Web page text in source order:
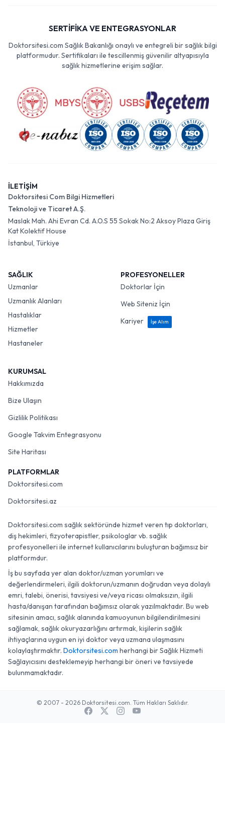
SERTİFİKA VE ENTEGRASYONLAR
Doktorsitesi.com Sağlık Bakanlığı onaylı ve entegreli bir sağlık bilgi
platformudur. Sertifikaları ile tescillenmiş güvenilir altyapısıyla
sağlık hizmetlerine erişim sağlar.
İLETİŞİM
Doktorsitesi Com Bilgi Hizmetleri
Teknoloji ve Ticaret A.Ş.
Maslak Mah. Ahi Evran Cd. A.O.S 55 Sokak No:2 Aksoy Plaza Giriş
Kat Kolektif House
İstanbul, Türkiye
SAĞLIK
Uzmanlar
Uzmanlık Alanları
Hastalıklar
Hizmetler
Hastaneler
PROFESYONELLER
Doktorlar İçin
Web Siteniz İçin
Kariyer
İşe Alım
KURUMSAL
Hakkımızda
Bize Ulaşın
Gizlilik Politikası
Google Takvim Entegrasyonu
Site Haritası
PLATFORMLAR
Doktorsitesi.com
Doktorsitesi.az
Doktorsitesi.com sağlık sektöründe hizmet veren tıp doktorları,
diş hekimleri, fizyoterapistler, psikologlar vb. sağlık
profesyonelleri ile internet kullanıcılarını buluşturan bağımsız bir
platformdur.
İş bu sayfada yer alan doktor/uzman yorumları ve
değerlendirmeleri, ilgili doktorun/uzmanın doğrudan veya dolaylı
emri, talebi, önerisi, tavsiyesi ve/veya ricası olmaksızın, ilgili
hasta/danışan tarafından bağımsız olarak yazılmaktadır. Bu web
sitesinin amacı, sağlık alanında kamuoyunun bilgilendirilmesini
sağlamak, sağlık okuryazarlığını artırmak, kişilerin sağlık
ihtiyaçlarına uygun en iyi doktor veya uzmana ulaşmasını
kolaylaştırmaktır. Doktorsitesi.com herhangi bir Sağlık Hizmeti
Sağlayıcısını desteklemeyip herhangi bir öneri ve tavsiyede
bulunmamaktadır.
© 2007 - 2026 Doktorsitesi.com. Tüm Hakları Saklıdır.